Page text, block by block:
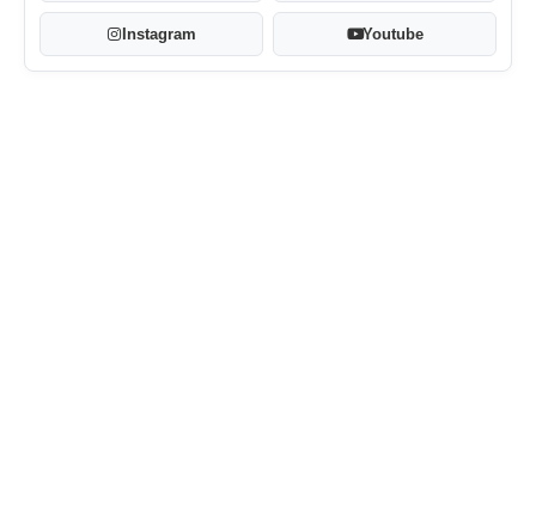
Instagram Youtube